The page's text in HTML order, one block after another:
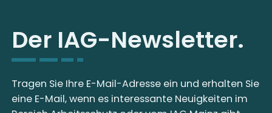
Der IAG-Newsletter.
Tragen Sie Ihre E-Mail-Adresse ein und erhalten Sie
eine E-Mail, wenn es interessante Neuigkeiten im